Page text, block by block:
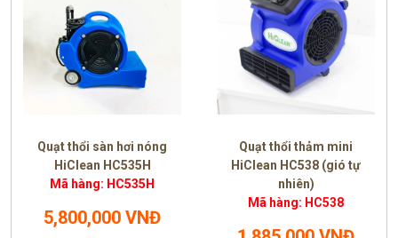
Quạt thổi sàn hơi nóng
HiClean HC535H
Mã hàng: HC535H
5,800,000 VNĐ
Quạt thổi thảm mini
HiClean HC538 (gió tự
nhiên)
Mã hàng: HC538